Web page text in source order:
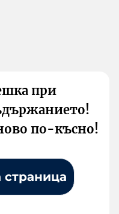
при
по-късно!